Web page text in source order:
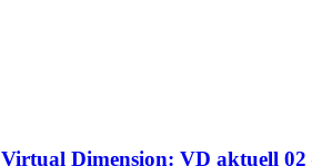
Virtual Dimension: VD aktuell 02